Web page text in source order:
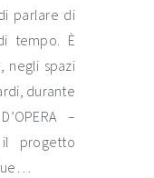
parlare di
tempo. È
negli spazi
durante
–
progetto